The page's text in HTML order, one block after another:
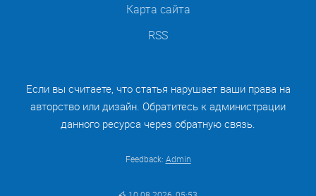
Карта сайта
RSS
Если вы считаете, что статья нарушает ваши права на
авторство или дизайн. Обратитесь к администрации
данного ресурса через обратную связь.
Feedback: Admin